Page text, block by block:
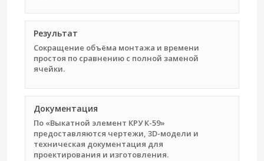
Результат
Сокращение объёма монтажа и времени
простоя по сравнению с полной заменой
ячейки.
Документация
По «Выкатной элемент КРУ К-59»
предоставляются чертежи, 3D-модели и
техническая документация для
проектирования и изготовления.